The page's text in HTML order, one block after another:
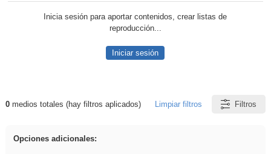
Inicia sesión para aportar contenidos, crear listas de
reproducción...
Iniciar sesión
Resultados de: soldador
0medios totales (hay filtros aplicados) Limpiar filtros Filtros
Opciones adicionales: